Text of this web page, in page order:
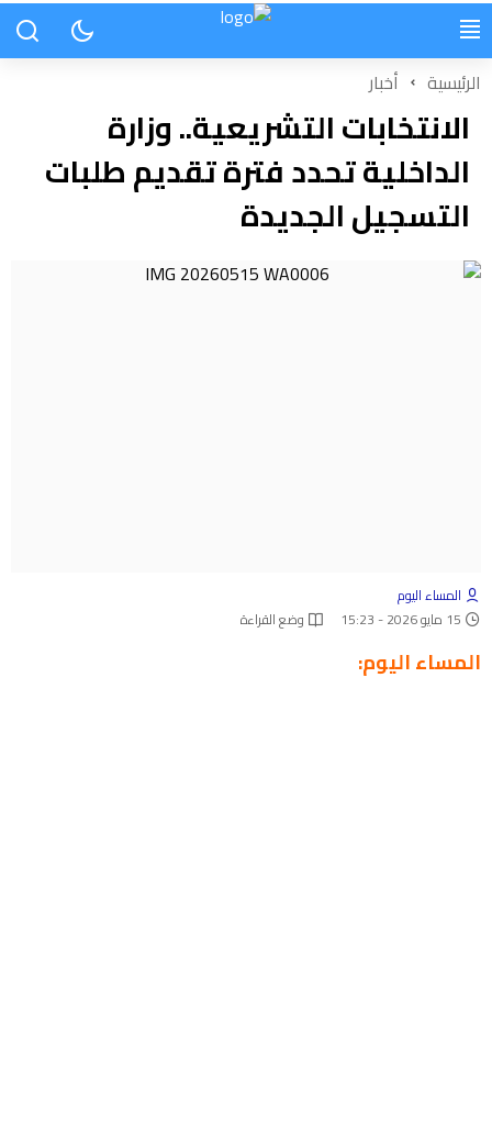
الرئيسية أخبار
الانتخابات التشريعية.. وزارة
الداخلية تحدد فترة تقديم طلبات
التسجيل الجديدة
المساء اليوم
15 مايو 2026 - 15:23
وضع القراءة
المساء اليوم: